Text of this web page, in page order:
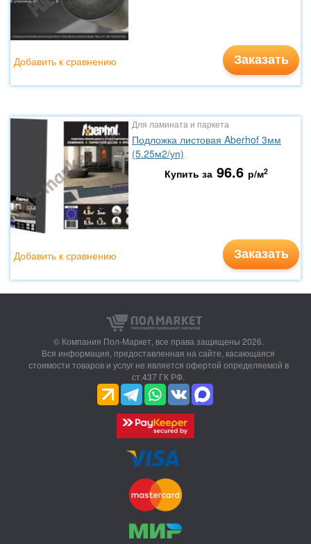
Заказать
Добавить к сравнению
Для ламината и паркета
Подложка листовая Aberhof 3мм
(5.25м2/уп)
Купить за 96.6 р/м2
Заказать
Добавить к сравнению
© Компания Пол-Маркет, все права защищены 2026.
Вся информация, предоставленная на сайте, касающаяся
стоимости товаров и услуг не является офертой определяемой в
ст.437 ГК РФ.